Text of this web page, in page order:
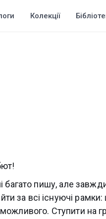
Колекції
пишу, але
за всі існуючі
Ступити на